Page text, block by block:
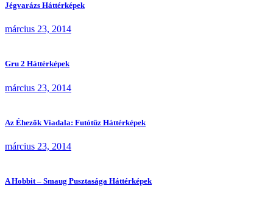
Jégvarázs Háttérképek
március 23, 2014
Gru 2 Háttérképek
március 23, 2014
Az Éhezők Viadala: Futótűz Háttérképek
március 23, 2014
A Hobbit – Smaug Pusztasága Háttérképek